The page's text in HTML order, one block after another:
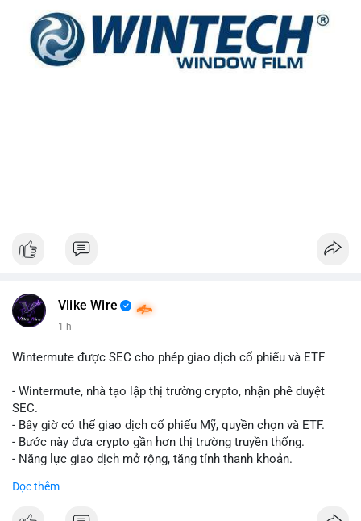
Vlike Wire
1 h
Wintermute được SEC cho phép giao dịch cổ phiếu và ETF
- Wintermute, nhà tạo lập thị trường crypto, nhận phê duyệt
SEC.
- Bây giờ có thể giao dịch cổ phiếu Mỹ, quyền chọn và ETF.
- Bước này đưa crypto gần hơn thị trường truyền thống.
- Năng lực giao dịch mở rộng, tăng tính thanh khoản.
Đọc thêm